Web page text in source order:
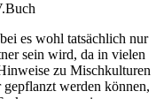
es wohl tatsächlich nur
sein wird, da in vielen
zu Mischkulturen
gepflanzt werden können,